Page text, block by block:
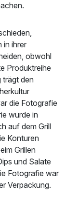
in ihrer
obwohl
Produktreihe
trägt den
die Fotografie
wurde in
auf dem Grill
Konturen
Grillen
und Salate
Fotografie war
Verpackung.